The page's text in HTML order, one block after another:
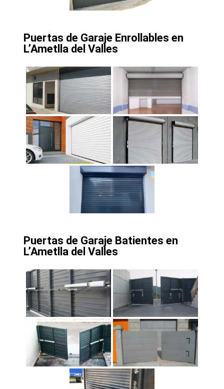
Puertas de Garaje Enrollables en
L’Ametlla del Valles
Puertas de Garaje Batientes en
L’Ametlla del Valles